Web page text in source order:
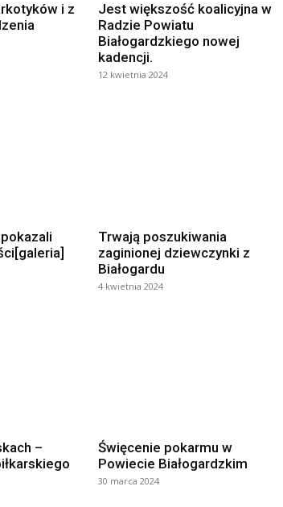
i z
Jest większość koalicyjna w
Radzie Powiatu
Białogardzkiego nowej
kadencji.
12 kwietnia 2024
Trwają poszukiwania
zaginionej dziewczynki z
Białogardu
4 kwietnia 2024
–
Święcenie pokarmu w
Powiecie Białogardzkim
30 marca 2024